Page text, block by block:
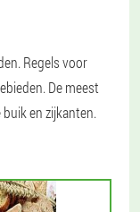
Regels voor
De meest
en zijkanten.